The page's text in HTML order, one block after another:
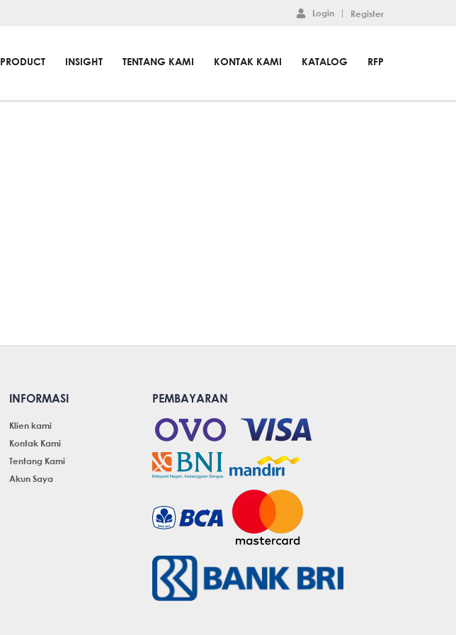
Login Register
PRODUCT INSIGHT TENTANG KAMI KONTAK KAMI KATALOG RFP
INFORMASI
Klien kami
Kontak Kami
Tentang Kami
Akun Saya
PEMBAYARAN